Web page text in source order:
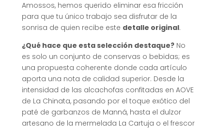
Amossos, hemos querido eliminar esa fricción
para que tu único trabajo sea disfrutar de la
sonrisa de quien recibe este detalle original.
¿Qué hace que esta selección destaque?No
es solo un conjunto de conservas o bebidas; es
una propuesta coherente donde cada artículo
aporta una nota de calidad superior. Desde la
intensidad de las alcachofas confitadas en AOVE
de La Chinata, pasando por el toque exótico del
paté de garbanzos de Manná, hasta el dulzor
artesano de la mermelada La Cartuja o el frescor